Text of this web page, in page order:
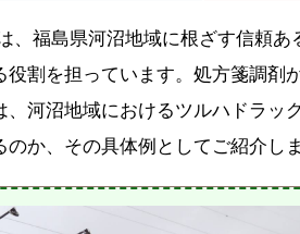
、福島県河沼地域に根ざす信頼
役割を担っています。処方箋調
河沼地域におけるツルハドラ
か、その具体例としてご紹介しま